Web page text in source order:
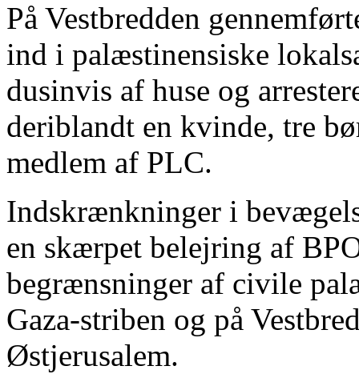
På Vestbredden
ind i palæstinensiske
dusinvis af huse og
deriblandt en kvinde, tre
medlem af PLC.
Indskrænkninger i
en skærpet belejring af
begrænsninger af civile
Gaza-striben og på
Østjerusalem.